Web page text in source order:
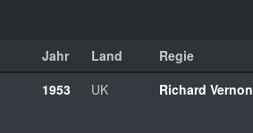
Jahr Land Regie
1953 UK Richard Vernon